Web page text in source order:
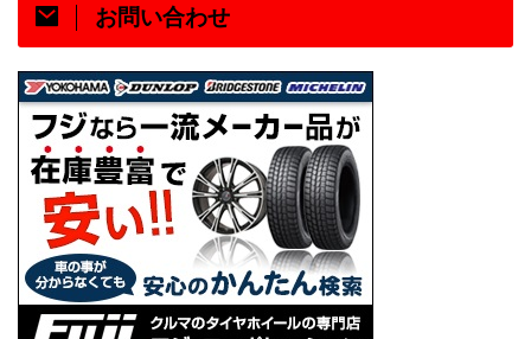
お問い合わせ